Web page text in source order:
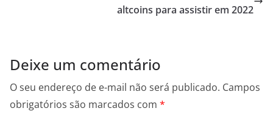
altcoins para assistir em 2022
Deixe um comentário
O seu endereço de e-mail não será publicado. Campos
obrigatórios são marcados com *